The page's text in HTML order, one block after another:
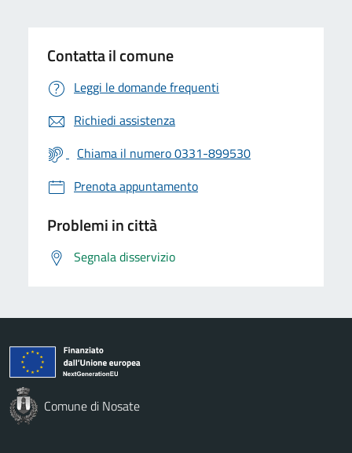
Contatta il comune
Leggi le domande frequenti
Richiedi assistenza
Chiama il numero 0331-899530
Prenota appuntamento
Problemi in città
Segnala disservizio
Comune di Nosate